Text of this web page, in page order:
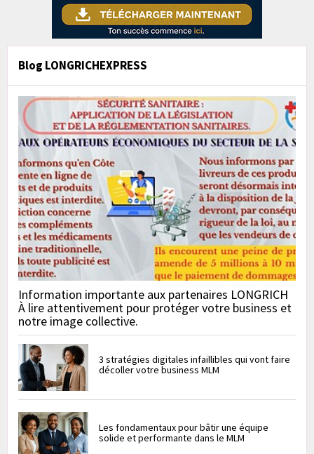
Blog LONGRICHEXPRESS
Information importante aux partenaires LONGRICH
À lire attentivement pour protéger votre business et
notre image collective.
3 stratégies digitales infaillibles qui vont faire
décoller votre business MLM
Les fondamentaux pour bâtir une équipe
solide et performante dans le MLM